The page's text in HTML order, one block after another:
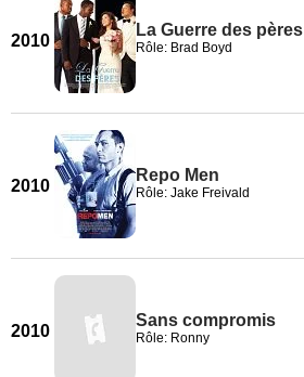
2010
La Guerre des pères
Rôle: Brad Boyd
2010
Repo Men
Rôle: Jake Freivald
2010
Sans compromis
Rôle: Ronny